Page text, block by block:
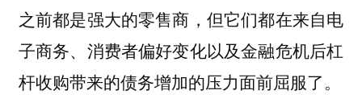
之前都是强大的零售商，但它们都在来自电
子商务、消费者偏好变化以及金融危机后杠
杆收购带来的债务增加的压力面前屈服了。